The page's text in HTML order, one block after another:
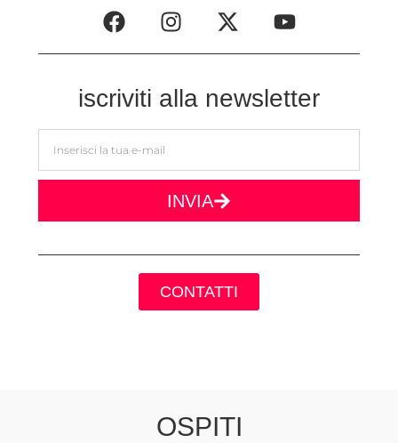
iscriviti alla newsletter
INVIA
CONTATTI
OSPITI